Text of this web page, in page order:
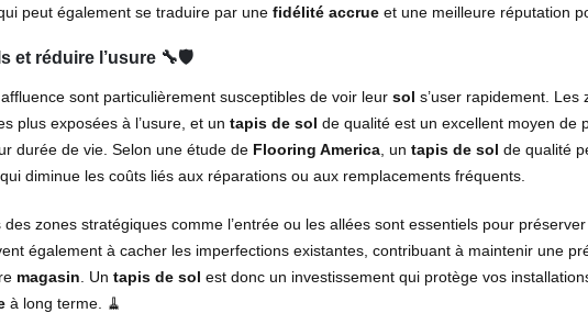
peut également se traduire par une fidélité accrue et une meilleure réputation
et réduire l’usure 🔧🛡️
sont particulièrement susceptibles de voir leur sol s’user rapidement. Les
plus exposées à l’usure, et un tapis de sol de qualité est un excellent moyen de
durée de vie. Selon une étude de Flooring America , un tapis de sol de qualité
diminue les coûts liés aux réparations ou aux remplacements fréquents.
des zones stratégiques comme l’entrée ou les allées sont essentiels pour préserver
également à cacher les imperfections existantes, contribuant à maintenir une
magasin . Un tapis de sol est donc un investissement qui protège vos
à long terme. 🧹